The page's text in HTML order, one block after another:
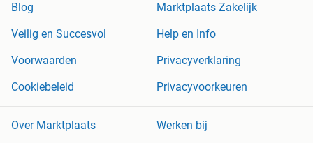
Blog
Marktplaats Zakelijk
Veilig en Succesvol
Help en Info
Voorwaarden
Privacyverklaring
Cookiebeleid
Privacyvoorkeuren
Over Marktplaats
Werken bij